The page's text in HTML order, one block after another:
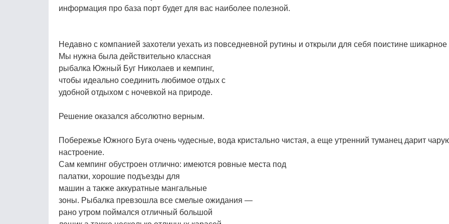
информация про база порт будет для вас наиболее полезной.
Недавно с компанией захотели уехать из повседневной рутины и открыли для себя поистине
Мы нужна была действительно классная
рыбалка Южный Буг Николаев и кемпинг,
чтобы идеально соединить любимое отдых с
удобной отдыхом с ночевкой на природе.
Решение оказался абсолютно верным.
Побережье Южного Буга очень чудесные, вода кристально чистая, а еще утренний туманец дарит
настроение.
Сам кемпинг обустроен отлично: имеются ровные места под
палатки, хорошие подъезды для
машин а также аккуратные мангальные
зоны. Рыбалка превзошла все смелые ожидания —
рано утром поймался отличный большой